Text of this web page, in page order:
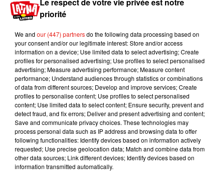
Disneyland Paris. Les retourner pour
remboursement
pic.twitter.com/xNJpry1Jmw
— DGCCRF (@dgccrf)8 juillet 2019
Comment rendre la
pelucheForky?
La DGCCRF indique que les visiteurs du parc
d’attraction qui se seraient procurés ce jouet"sont
priés de ne plus utiliser le produit et de le retourner
à Disneyland Paris pour être remboursés". Ils
peuvent également le rapporter dans un magasin
Disney ou contacter le service clients de la
marque au 08-05-54-07-33 (appel gratuit depuis
priorité
We and our (447) partnersdo the following data processing based on
your consent and/or our legitimate interest: Store and/or access
information on a device; Use limited data to select advertising; Create
profiles for personalised advertising; Use profiles to select personalised
advertising; Measure advertising performance; Measure content
performance; Understand audiences through statistics or combinations
of data from different sources; Develop and improve services; Create
profiles to personalise content; Use profiles to select personalised
content; Use limited data to select content; Ensure security, prevent and
detect fraud, and fix errors; Deliver and present advertising and content;
Save and communicate privacy choices. These technologies may
process personal data such as IP address and browsing data to offer
following functionalities: Identify devices based on information actively
requested; Use precise geolocation data; Match and combine data from
other data sources; Link different devices; Identify devices based on
information transmitted automatically.